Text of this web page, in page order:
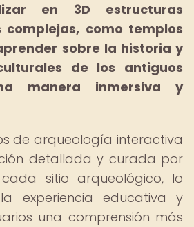
en 3D estructuras
complejas, como templos
sobre la historia y
de los antiguos
manera inmersiva y
de arqueología interactiva
detallada y curada por
sitio arqueológico, lo
experiencia educativa y
una comprensión más